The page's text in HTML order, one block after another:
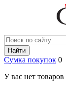
Найти
Сумка покупок 0
У вас нет товаров